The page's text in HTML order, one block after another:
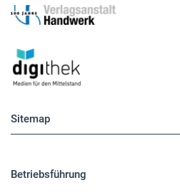
Sitemap
Betriebsführung